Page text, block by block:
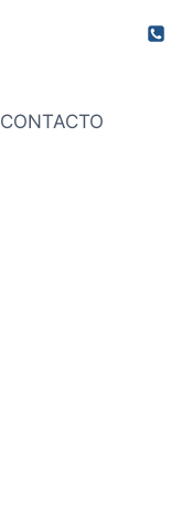
CONTACTO